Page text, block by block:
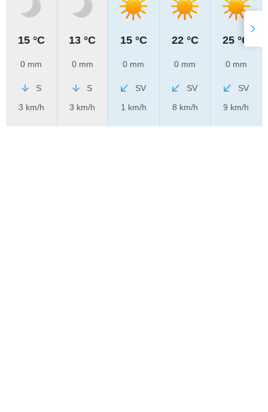
15 °C
0 mm
S
3 km/h
13 °C
0 mm
S
3 km/h
15 °C
0 mm
SV
1 km/h
22 °C
0 mm
SV
8 km/h
25 °C
0 mm
SV
9 km/h